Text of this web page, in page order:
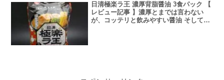
日清極楽ラ王 濃厚背脂醤油 3食パック 【
レビュー記事 】濃厚とまでは言わない
が、コッテリと飲みやすい醤油 そして安